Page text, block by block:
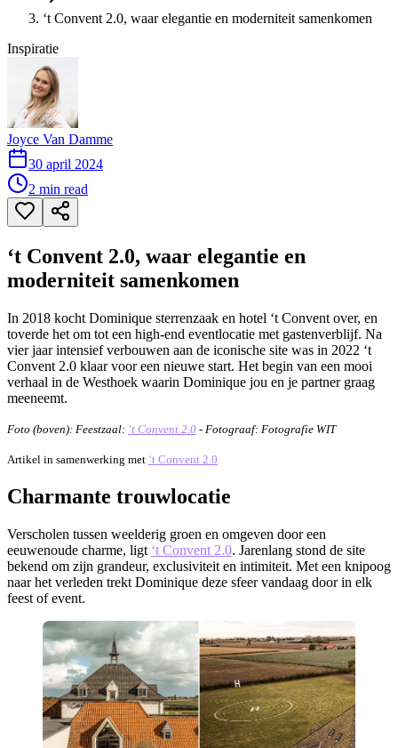
‘t Convent 2.0, waar elegantie en moderniteit samenkomen
Inspiratie
Joyce Van Damme
30 april 2024
2 min read
‘t Convent 2.0, waar elegantie en
moderniteit samenkomen
In 2018 kocht Dominique sterrenzaak en hotel ‘t Convent over, en
toverde het om tot een high-end eventlocatie met gastenverblijf. Na
vier jaar intensief verbouwen aan de iconische site was in 2022 ‘t
Convent 2.0 klaar voor een nieuwe start. Het begin van een mooi
verhaal in de Westhoek waarin Dominique jou en je partner graag
meeneemt.
Foto (boven): Feestzaal: ‘t Convent 2.0 - Fotograaf: Fotografie WIT
Artikel in samenwerking met ‘t Convent 2.0
Charmante trouwlocatie
Verscholen tussen weelderig groen en omgeven door een
eeuwenoude charme, ligt ‘t Convent 2.0. Jarenlang stond de site
bekend om zijn grandeur, exclusiviteit en intimiteit. Met een knipoog
naar het verleden trekt Dominique deze sfeer vandaag door in elk
feest of event.